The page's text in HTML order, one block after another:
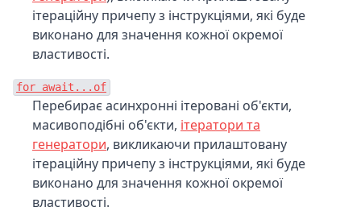
ітераційну причепу з інструкціями, які буде
виконано для значення кожної окремої
властивості.
for await...of
Перебирає асинхронні ітеровані об'єкти,
масивоподібні об'єкти, ітератори та
генератори, викликаючи прилаштовану
ітераційну причепу з інструкціями, які буде
виконано для значення кожної окремої
властивості.